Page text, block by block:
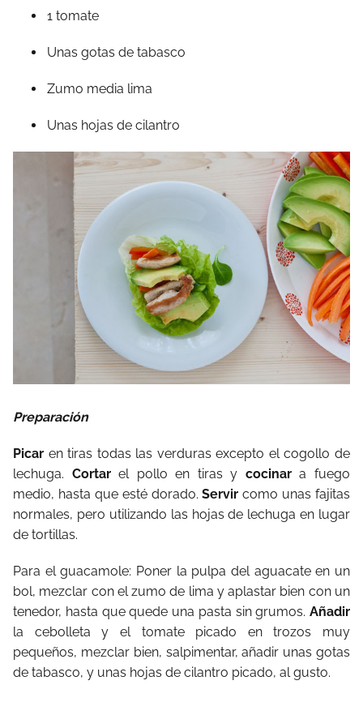
1 tomate
Unas gotas de tabasco
Zumo media lima
Unas hojas de cilantro
Preparación
Picar en tiras todas las verduras excepto el cogollo de
lechuga. Cortarel pollo en tiras y cocinara fuego
medio, hasta que esté dorado.Servircomo unas fajitas
normales, pero utilizando las hojas de lechuga en lugar
de tortillas.
Para el guacamole: Poner la pulpa del aguacate en un
bol, mezclar con el zumo de lima y aplastar bien con un
tenedor, hasta que quede una pasta sin grumos. Añadir
la cebolleta y el tomate picado en trozos muy
pequeños, mezclar bien, salpimentar, añadir unas gotas
de tabasco, y unas hojas de cilantro picado, al gusto.